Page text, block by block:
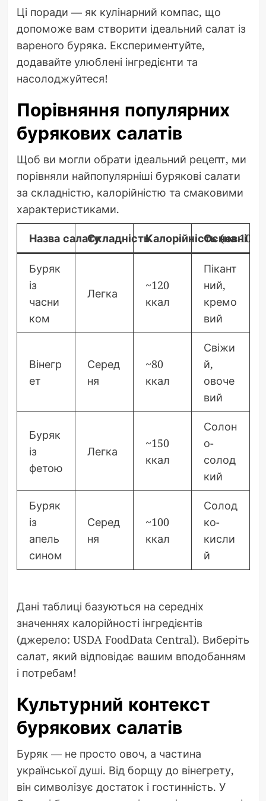
Ці поради — як кулінарний компас, що
допоможе вам створити ідеальний салат із
вареного буряка. Експериментуйте,
додавайте улюблені інгредієнти та
насолоджуйтеся!
Порівняння популярних
бурякових салатів
Щоб ви могли обрати ідеальний рецепт, ми
порівняли найпопулярніші бурякові салати
за складністю, калорійністю та смаковими
характеристиками.
Назва салатуСкладністьКалорійність (на 100
Основні
Буряк
із
часни
ком
Легка
~120
ккал
Пікант
ний,
кремо
вий
Вінегр
ет
Серед
ня
~80
ккал
Свіжи
й,
овоче
вий
Буряк
із
фетою
Легка
~150
ккал
Солон
о-
солод
кий
Буряк
із
апель
сином
Серед
ня
~100
ккал
Солод
ко-
кисли
й
Дані таблиці базуються на середніх
значеннях калорійності інгредієнтів
(джерело: USDA FoodData Central). Виберіть
салат, який відповідає вашим вподобанням
і потребам!
Культурний контекст
бурякових салатів
Буряк — не просто овоч, а частина
української душі. Від борщу до вінегрету,
він символізує достаток і гостинність. У